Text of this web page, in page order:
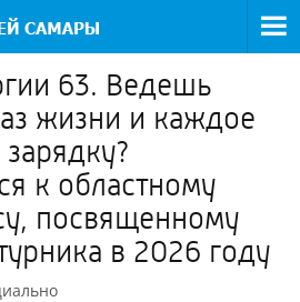
63. Ведешь
жизни и каждое
к областному
посвященному
в 2026 году